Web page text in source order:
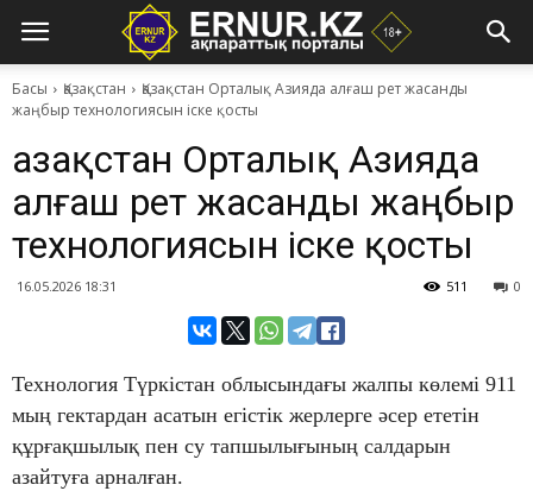
Басы Қазақстан
Қазақстан Орталық Азияда алғаш рет жасанды
жаңбыр технологиясын іске қосты
Қазақстан Орталық Азияда
алғаш рет жасанды жаңбыр
технологиясын іске қосты
16.05.2026 18:31 0
511
Технология Түркістан облысындағы жалпы көлемі 911
мың гектардан асатын егістік жерлерге әсер ететін
құрғақшылық пен су тапшылығының салдарын
азайтуға арналған.